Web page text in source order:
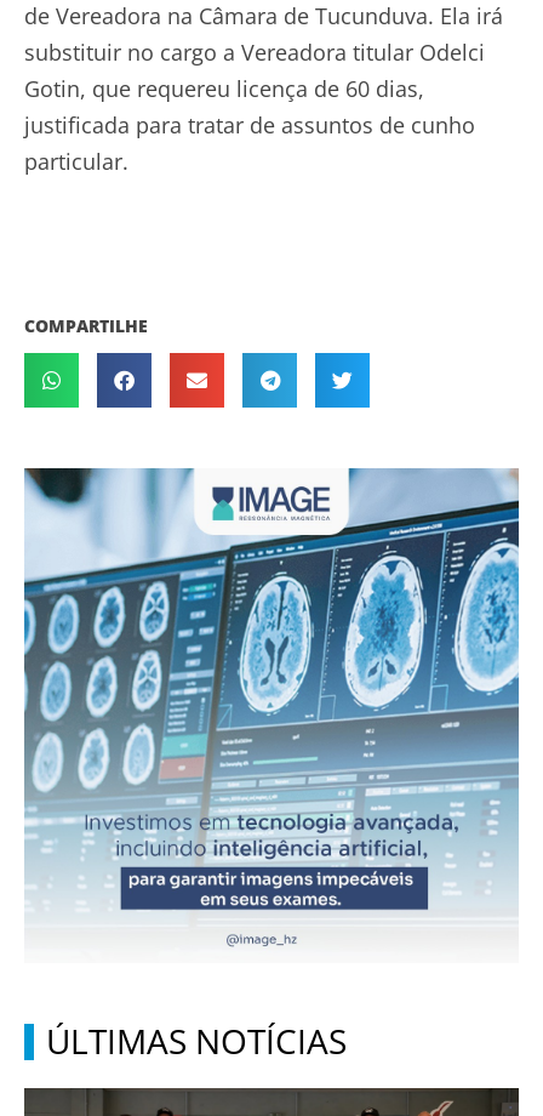
de Vereadora na Câmara de Tucunduva. Ela irá
substituir no cargo a Vereadora titular Odelci
Gotin, que requereu licença de 60 dias,
justificada para tratar de assuntos de cunho
particular.
COMPARTILHE
ÚLTIMAS NOTÍCIAS